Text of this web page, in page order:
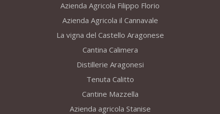
Azienda Agricola Filippo Florio
Azienda Agricola il Cannavale
La vigna del Castello Aragonese
Cantina Calimera
Distillerie Aragonesi
Tenuta Calitto
Cantine Mazzella
Azienda agricola Stanise